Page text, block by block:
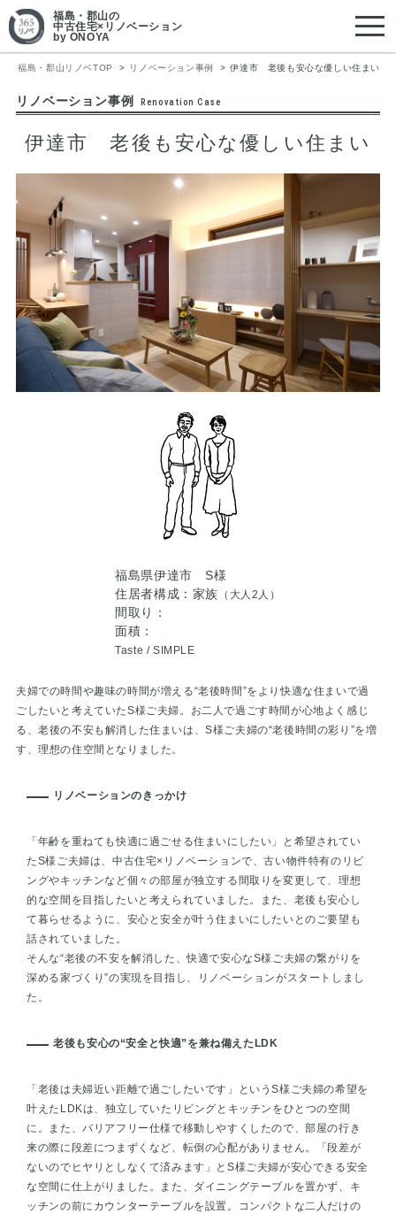
福島・郡山の
中古住宅×リノベーション
by ONOYA
福島・郡山リノベTOP リノベーション事例 伊達市 老後も安心な優しい住まい
リノベーション事例 Renovation Case
伊達市 老後も安心な優しい住まい
福島県伊達市 S様
住居者構成：家族 （大人2人）
間取り：
面積：
Taste /SIMPLE
夫婦での時間や趣味の時間が増える“老後時間”をより快適な住まいで過
ごしたいと考えていたS様ご夫婦。お二人で過ごす時間が心地よく感じ
る、老後の不安も解消した住まいは、S様ご夫婦の“老後時間の彩り”を増
す、理想の住空間となりました。
リノベーションのきっかけ
「年齢を重ねても快適に過ごせる住まいにしたい」と希望されてい
たS様ご夫婦は、中古住宅×リノベーションで、古い物件特有のリビ
ングやキッチンなど個々の部屋が独立する間取りを変更して、理想
的な空間を目指したいと考えられていました。また、老後も安心し
て暮らせるように、安心と安全が叶う住まいにしたいとのご要望も
話されていました。
そんな“老後の不安を解消した、快適で安心なS様ご夫婦の繋がりを
深める家づくり”の実現を目指し、リノベーションがスタートしまし
た。
老後も安心の“安全と快適”を兼ね備えたLDK
「老後は夫婦近い距離で過ごしたいです」というS様ご夫婦の希望を
叶えたLDKは、独立していたリビングとキッチンをひとつの空間
に。また、バリアフリー仕様で移動しやすくしたので、部屋の行き
来の際に段差につまずくなど、転倒の心配がありません。「段差が
ないのでヒヤリとしなくて済みます」とS様ご夫婦が安心できる安全
な空間に仕上がりました。また、ダイニングテーブルを置かず、キ
ッチンの前にカウンターテーブルを設置。コンパクトな二人だけの